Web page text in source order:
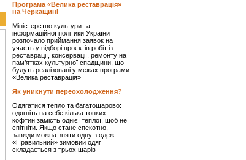
Програма «Велика реставрація»
на Черкащині
Міністерство культури та
інформаційної політики України
розпочало приймання заявок на
участь у відборі проєктів робіт із
реставрації, консервації, ремонту на
пам’ятках культурної спадщини, що
будуть реалізовані у межах програми
«Велика реставрація»
Як уникнути переохолодження?
Одягатися тепло та багатошарово:
одягніть на себе кілька тонких
кофтин замість однієї теплої, щоб не
спітніти. Якщо стане спекотно,
завжди можна зняти одну з одеж.
«Правильний» зимовий одяг
складається з трьох шарів